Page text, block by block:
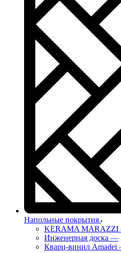
Напольные покрытия
KERAMA MARAZZI
Инженерная доска —
Кварц-винил Amadei